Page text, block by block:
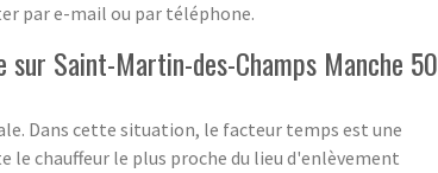
par e-mail ou par téléphone.
Saint-Martin-des-Champs Manche 50
Dans cette situation, le facteur temps est une
le chauffeur le plus proche du lieu d'enlèvement